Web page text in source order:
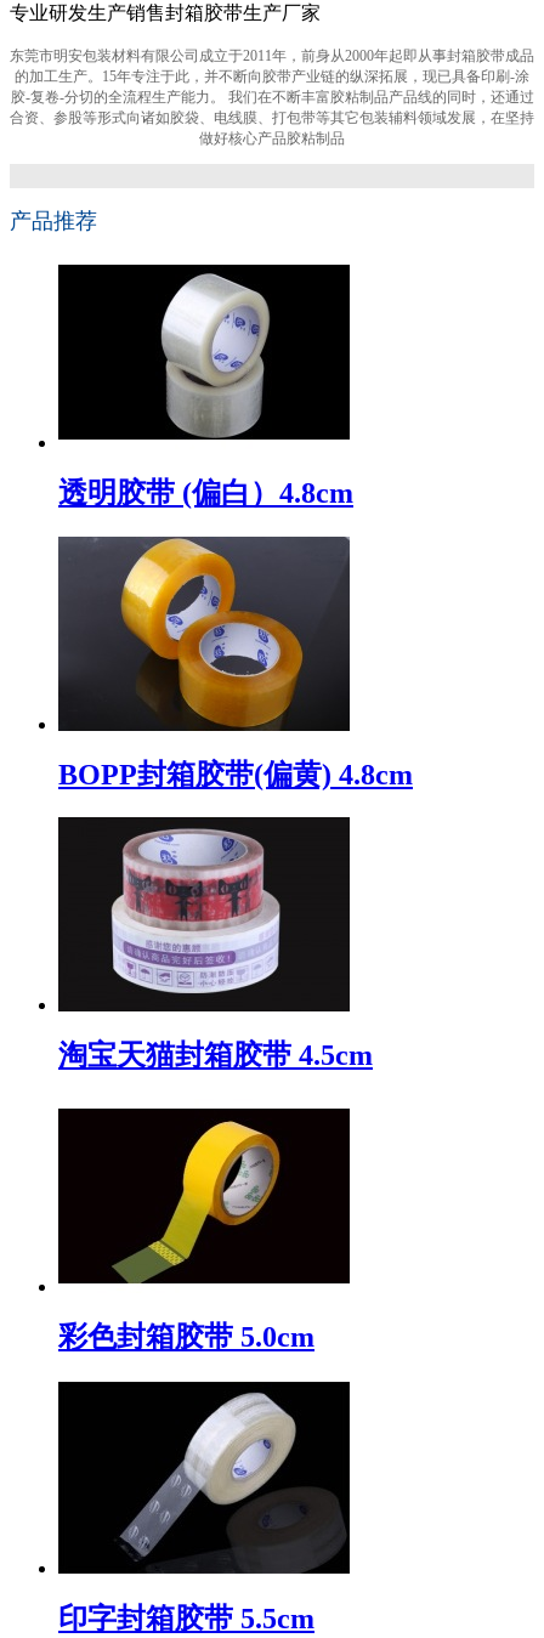
专业研发生产销售封箱胶带生产厂家
东莞市明安包装材料有限公司成立于2011年，前身从2000年起即从事封箱胶带成品
的加工生产。15年专注于此，并不断向胶带产业链的纵深拓展，现已具备印刷-涂
胶-复卷-分切的全流程生产能力。 我们在不断丰富胶粘制品产品线的同时，还通过
合资、参股等形式向诸如胶袋、电线膜、打包带等其它包装辅料领域发展，在坚持
做好核心产品胶粘制品
产品推荐
透明胶带 (偏白）4.8cm
BOPP封箱胶带(偏黄) 4.8cm
淘宝天猫封箱胶带 4.5cm
彩色封箱胶带 5.0cm
印字封箱胶带 5.5cm